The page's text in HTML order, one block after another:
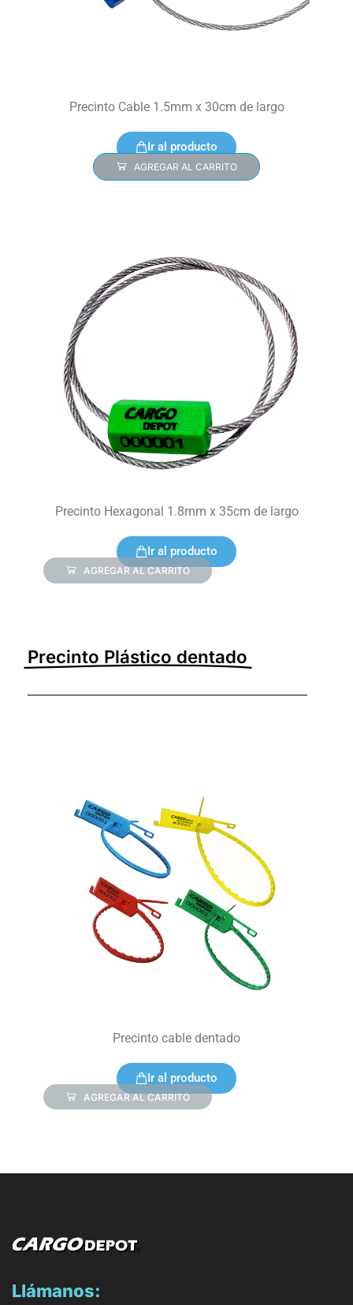
Precinto Cable 1.5mm x 30cm de largo
Ir al producto
AGREGAR AL CARRITO
Precinto Hexagonal 1.8mm x 35cm de largo
Ir al producto
AGREGAR AL CARRITO
Precinto Plástico dentado
Precinto cable dentado
Ir al producto
AGREGAR AL CARRITO
Llámanos: